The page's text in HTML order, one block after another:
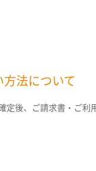
方法について
定後、ご請求書・ご利